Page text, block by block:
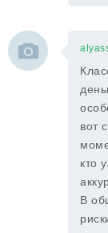
вот
кто
В